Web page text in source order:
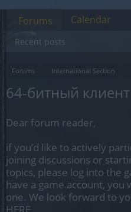
Forums International Section
64-битный
Dear forum reader,
if you’d like to actively
joining discussions or
topics, please log into the
have a game account,
one. We look forward to
Forums
Recent posts
Calendar